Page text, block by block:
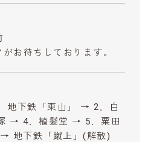
お待ちしております。
地下鉄「東山」 → 2．白
→ 4．植髪堂 → 5．粟田
地下鉄「蹴上」(解散)